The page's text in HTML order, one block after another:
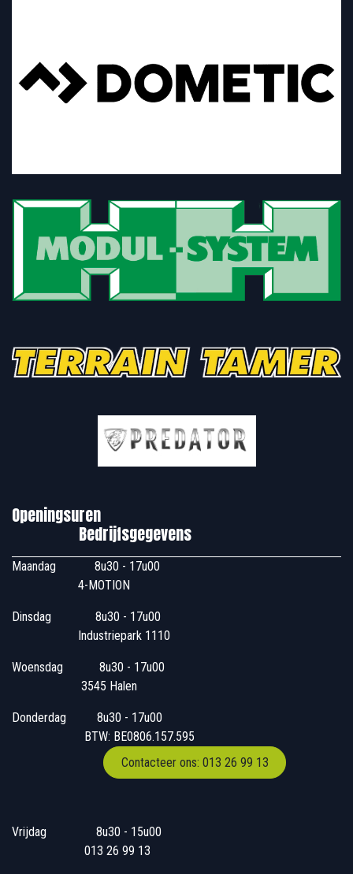
Openingsuren
Bedrijfsgegevens
Maandag
​8u30 - 17u00
4-MOTION
Dinsdag
​8u30 - 17u00
Industriepark 1110
Woensdag
​​​ 8u30 - 17u00
3545 Halen
Donderdag
​​8u30 - 17u00
BTW: BE0806.157.595
Contacteer ons: 013 26 99 13
Vrijdag
​8u30 - 15u00
013 26 99 13